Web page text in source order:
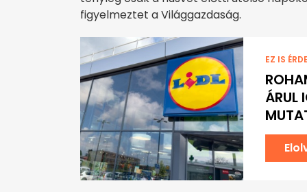
figyelmeztet a Világgazdaság.
EZ IS
ÁRUL